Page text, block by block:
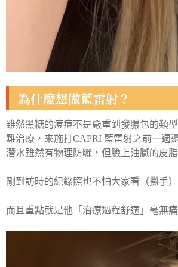
為什麼想做藍雷射？
雖然黑糖的痘痘不是嚴重到發膿包的類
難治療，來施打CAPRI 藍雷射之前一週
潛水雖然有物理防曬，但臉上油膩的皮
剛到訪時的紀錄照也不怕大家看（攤手
而且重點就是他「治療過程舒適」毫無